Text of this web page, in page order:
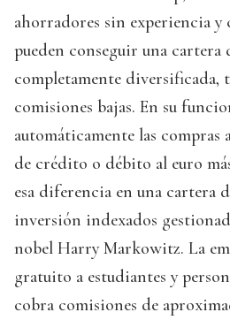
ahorradores sin experiencia
pueden conseguir una cartera
completamente diversificada,
comisiones bajas. En su
automáticamente las compras
de crédito o débito al euro
esa diferencia en una cartera
inversión indexados
nobel Harry Markowitz. La
gratuito a estudiantes y
cobra comisiones de